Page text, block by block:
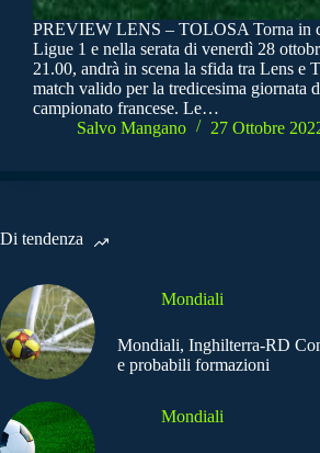
PREVIEW LENS – TOLOSA Torna in
Ligue 1 e nella serata di venerdì 28
21.00, andrà in scena la sfida tra Lens e
match valido per la tredicesima giornata
campionato francese. Le…
Salvo Mangano
27 Ottobre
Di tendenza
Mondiali
Mondiali, Inghilterra-RD
e probabili formazioni
Mondiali